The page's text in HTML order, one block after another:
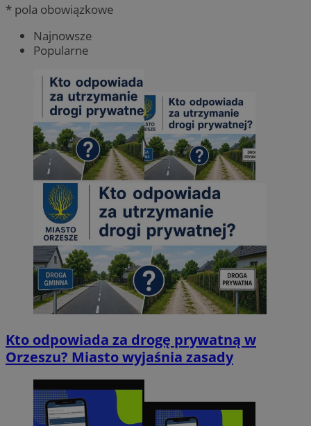
* pola obowiązkowe
Najnowsze
Popularne
Kto odpowiada za drogę prywatną w
Orzeszu? Miasto wyjaśnia zasady